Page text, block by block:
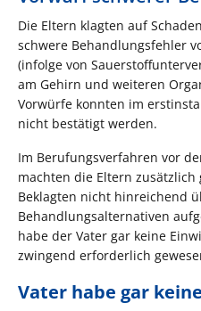
Die Eltern klagten auf
schwere Behandlungsfehler
(infolge von
am Gehirn und weiteren
Vorwürfe konnten im
nicht bestätigt werden.
Im Berufungsverfahren vor
machten die Eltern
Beklagten nicht hinreichend
Behandlungsalternativen
habe der Vater gar keine
zwingend erforderlich
Vater habe gar